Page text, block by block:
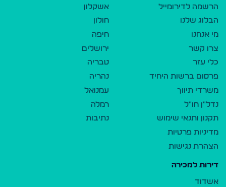
הרשמה לדירומייל
הבלוג שלנו
מי אנחנו
צרו קשר
כלי עזר
פרסום ברשות היחיד
משרדי תיווך
נדל"ן חו"ל
תקנון ותנאי שימוש
מדיניות פרטיות
הצהרת נגישות
אשקלון
חולון
חיפה
ירושלים
טבריה
נהריה
עמנואל
רמלה
נתיבות
דירות למכירה
אשדוד